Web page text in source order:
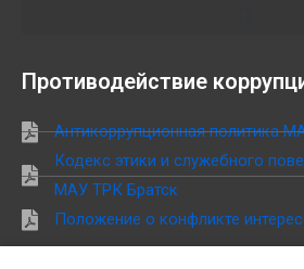
Противодействие
Антикоррупционная политика
Кодекс этики и служебного
МАУ ТРК Братск
Положение о конфликте